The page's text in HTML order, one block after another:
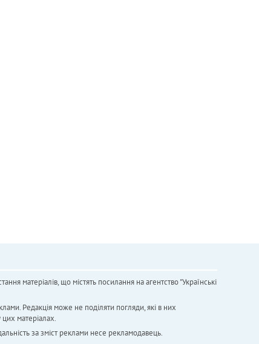
матеріалів, що містять посилання на агентство "Українськi
Редакція може не поділяти погляди, які в них
матеріалах.
за зміст реклами несе рекламодавець.